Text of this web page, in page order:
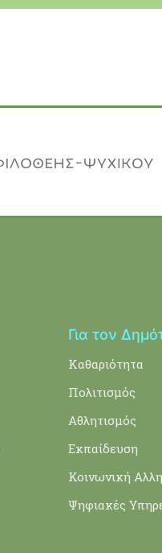
Για τον
Καθαριότητα
Πολιτισμός
Αθλητισμός
Εκπαίδευση
Κοινωνική
Ψηφιακές